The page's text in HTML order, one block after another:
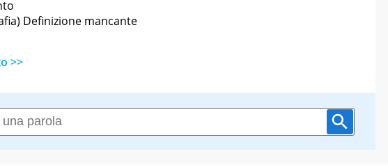
Definizione mancante
>>